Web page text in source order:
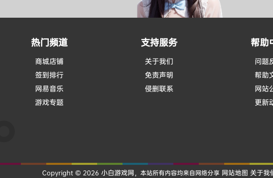
热门频道
商城店铺
签到排行
网易音乐
游戏专题
支持服务
关于我们
免责声明
侵删联系
帮助
问题
帮助
网站
更新
Copyright © 2026 小白游戏网，本站所有内容均来自网络分享 网站地图 关于我